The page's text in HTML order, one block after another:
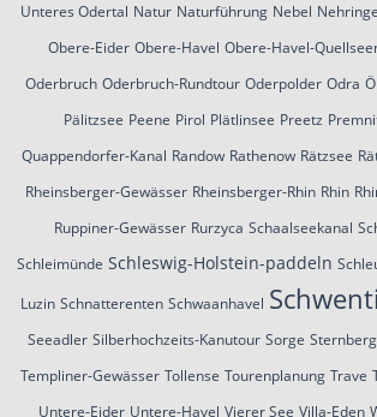
Unteres Odertal Natur Naturführung Nebel
Obere-Eider Obere-Havel Obere-Havel-
Oderbruch Oderbruch-Rundtour Oderpolder Odra
Pälitzsee Peene Pirol Plätlinsee Preetz
Quappendorfer-Kanal Randow Rathenow Rätzsee
Rheinsberger-Gewässer Rheinsberger-Rhin Rhin
Ruppiner-Gewässer Rurzyca Schaalseekanal
Schleimünde Schleswig-Holstein-paddeln
Luzin Schnatterenten Schwaanhavel
Seeadler Silberhochzeits-Kanutour Sorge
Templiner-Gewässer Tollense Tourenplanung Trave
Untere-Eider Untere-Havel Vierer See Villa-Eden